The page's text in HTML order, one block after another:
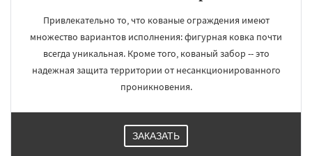
Привлекательно то, что кованые ограждения имеют
множество вариантов исполнения: фигурная ковка почти
всегда уникальная. Кроме того, кованый забор -- это
надежная защита территории от несанкционированного
проникновения.
ЗАКАЗАТЬ